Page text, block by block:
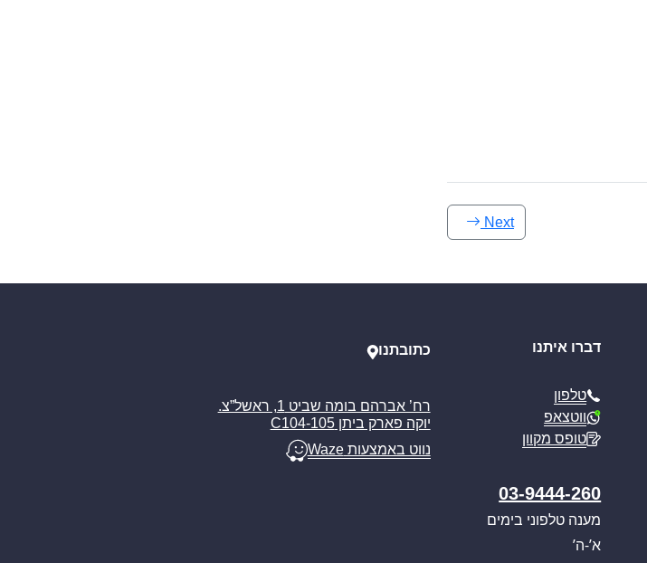
Next
דברו איתנו
טלפון
ווטצאפ
טופס מקוון
03-9444-260
מענה טלפוני בימים
א’-ה’
כתובתנו
רח’ אברהם בומה שביט 1, ראשל”צ.
יוקה פארק ביתן C104-105
נווט באמצעות Waze